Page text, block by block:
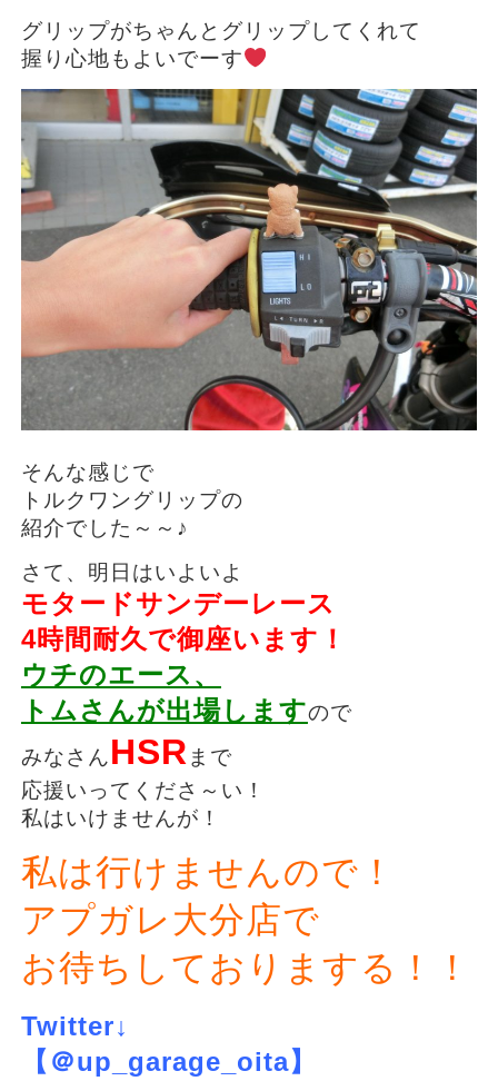
グリップがちゃんとグリップしてくれて
握り心地もよいでーす
そんな感じで
トルクワングリップの
紹介でした～～♪
さて、明日はいよいよ
モタードサンデーレース
4時間耐久で御座います！
ウチのエース、
トムさんが出場しますので
みなさんHSRまで
応援いってくださ～い！
私はいけませんが！
私は行けませんので！
アプガレ大分店で
お待ちしておりまする！！
Twitter↓
【＠up_garage_oita】